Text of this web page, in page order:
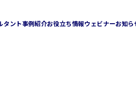
タント事例紹介お役立ち情報ウェビナーお知ら